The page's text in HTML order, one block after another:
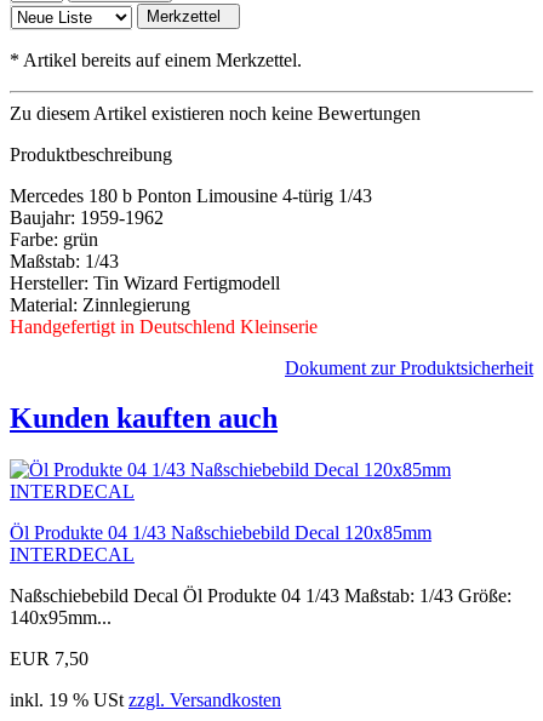
Merkzettel
* Artikel bereits auf einem Merkzettel.
Zu diesem Artikel existieren noch keine Bewertungen
Produktbeschreibung
Mercedes 180 b Ponton Limousine 4-türig 1/43
Baujahr: 1959-1962
Farbe: grün
Maßstab: 1/43
Hersteller: Tin Wizard Fertigmodell
Material: Zinnlegierung
Handgefertigt in Deutschlend Kleinserie
Dokument zur Produktsicherheit
Kunden kauften auch
Öl Produkte 04 1/43 Naßschiebebild Decal 120x85mm
INTERDECAL
Naßschiebebild Decal Öl Produkte 04 1/43 Maßstab: 1/43 Größe:
140x95mm...
EUR 7,50
inkl. 19 % USt zzgl. Versandkosten